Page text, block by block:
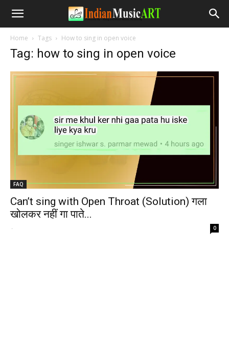
Home Tags How to sing in open voice
Tag: how to sing in open voice
FAQ
Can’t sing with Open Throat (Solution) गला
खोलकर नहीं गा पाते...
- 0